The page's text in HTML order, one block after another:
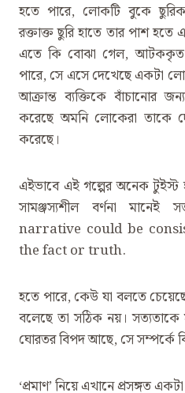
হতে পারে, লোকটি বুকে
রক্তাক্ত ছুরি হাতে তার পাশ
এতে কি বোঝা গেল, আটককৃত
পারে, সে এসে দেখেছে একটা
আক্রান্ত ব্যক্তিকে বাঁচানোর
করেছে অমনি লোকেরা
করেছে।
এইভাবে এই গল্পের অনেক টুইস্ট
সামঞ্জস্যশীল বর্ণনা
narrative could be
the fact or truth.
হতে পারে, কেউ যা বলতে
বলেছে তা সঠিক নয়। সত্যতাকে
ঘোরতর বিপদ আছে, সে সম্পর্কে
‘প্রমাণ’ নিয়ে এখানে প্রসঙ্গত